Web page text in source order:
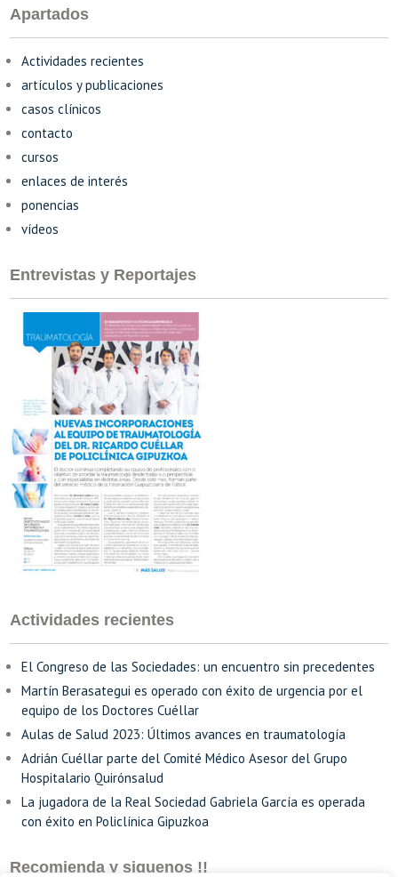
Apartados
Actividades recientes
artículos y publicaciones
casos clínicos
contacto
cursos
enlaces de interés
ponencias
vídeos
Entrevistas y Reportajes
Actividades recientes
El Congreso de las Sociedades: un encuentro sin precedentes
Martín Berasategui es operado con éxito de urgencia por el
equipo de los Doctores Cuéllar
Aulas de Salud 2023: Últimos avances en traumatología
Adrián Cuéllar parte del Comité Médico Asesor del Grupo
Hospitalario Quirónsalud
La jugadora de la Real Sociedad Gabriela García es operada
con éxito en Policlínica Gipuzkoa
Recomienda y siguenos !!